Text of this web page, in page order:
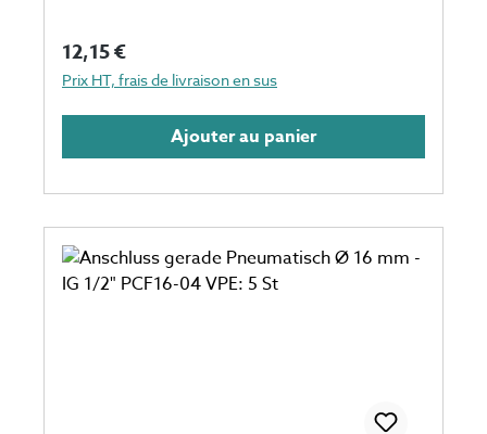
Prix régulier :
12,15 €
Prix HT, frais de livraison en sus
Ajouter au panier